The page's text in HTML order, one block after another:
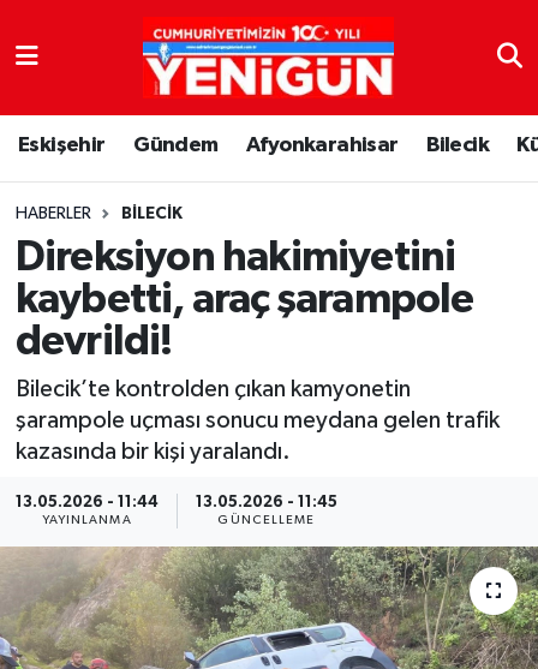
Eskişehir Gündem Afyonkarahisar Bilecik
HABERLER BILECIK
Direksiyon hakimiyetini
kaybetti, araç şarampole
devrildi!
Bilecik’te kontrolden çıkan kamyonetin
şarampole uçması sonucu meydana gelen trafik
kazasında bir kişi yaralandı.
13.05.2026 - 11:44
YAYINLANMA
13.05.2026 - 11:45
GÜNCELLEME
Nöbetçi Eczaneler
Hava Durumu
Trafik Durumu
Süper Lig Puan Durumu ve Fikstür
Tüm Manşetler
Son Dakika Haberleri
Haber Arşivi